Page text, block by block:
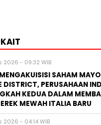
2026 - 09:32 WIB
SAHAM
DISTRICT, PERUSAHAAN
KEDUA DALAM
MEWAH ITALIA BARU
2026 - 04:14 WIB